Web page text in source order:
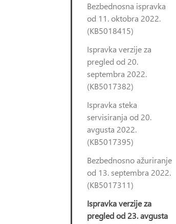
Bezbednosna ispravka
od 11. oktobra 2022.
(KB5018415)
Ispravka verzije za
pregled od 20.
septembra 2022.
(KB5017382)
Ispravka steka
servisiranja od 20.
avgusta 2022.
(KB5017395)
Bezbednosno ažuriranje
od 13. septembra 2022.
(KB5017311)
Ispravka verzije za
pregled od 23. avgusta